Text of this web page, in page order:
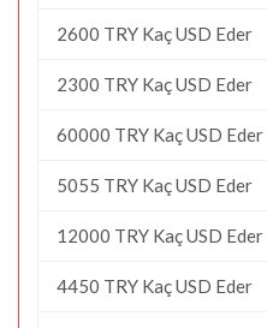
2600 TRY Kaç USD Eder
2300 TRY Kaç USD Eder
60000 TRY Kaç USD Eder
5055 TRY Kaç USD Eder
12000 TRY Kaç USD Eder
4450 TRY Kaç USD Eder